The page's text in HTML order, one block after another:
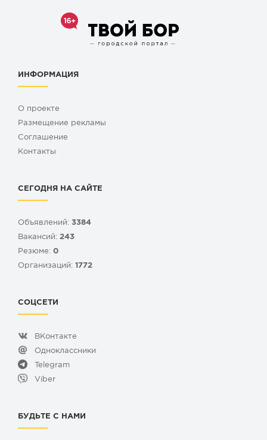
ИНФОРМАЦИЯ
О проекте
Размещение рекламы
Cоглашение
Контакты
СЕГОДНЯ НА САЙТЕ
Объявлений: 3384
Вакансий: 243
Резюме: 0
Организаций: 1772
СОЦСЕТИ
ВКонтакте
Одноклассники
Telegram
Viber
БУДЬТЕ С НАМИ